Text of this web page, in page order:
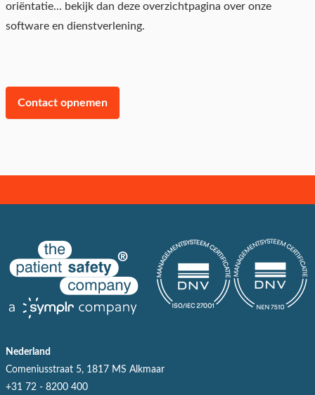
oriëntatie... bekijk dan deze overzichtpagina over onze
software en dienstverlening.
Contact opnemen
Nederland
Comeniusstraat 5, 1817 MS Alkmaar
+31 72 - 8200 400